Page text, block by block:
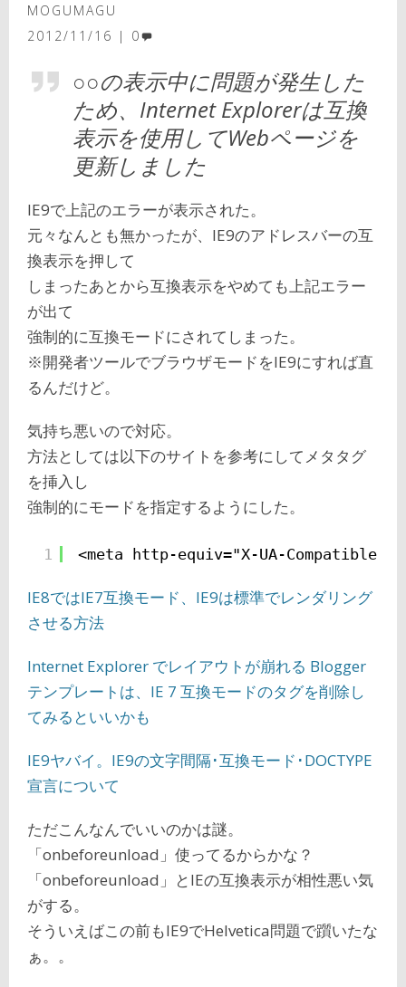
MOGUMAGU
2012/11/16
0
○○の表示中に問題が発生した
ため、Internet Explorerは互換
表示を使用してWebページを
更新しました
IE9で上記のエラーが表示された。
元々なんとも無かったが、IE9のアドレスバーの互
換表示を押して
しまったあとから互換表示をやめても上記エラー
が出て
強制的に互換モードにされてしまった。
※開発者ツールでブラウザモードをIE9にすれば直
るんだけど。
気持ち悪いので対応。
方法としては以下のサイトを参考にしてメタタグ
を挿入し
強制的にモードを指定するようにした。
1 <meta http-equiv="X-UA-Compatible"
IE8ではIE7互換モード、IE9は標準でレンダリング
させる方法
Internet Explorer でレイアウトが崩れる Blogger
テンプレートは、IE 7 互換モードのタグを削除し
てみるといいかも
IE9ヤバイ。IE9の文字間隔･互換モード･DOCTYPE
宣言について
ただこんなんでいいのかは謎。
「onbeforeunload」使ってるからかな？
「onbeforeunload」とIEの互換表示が相性悪い気
がする。
そういえばこの前もIE9でHelvetica問題で躓いたな
ぁ。。